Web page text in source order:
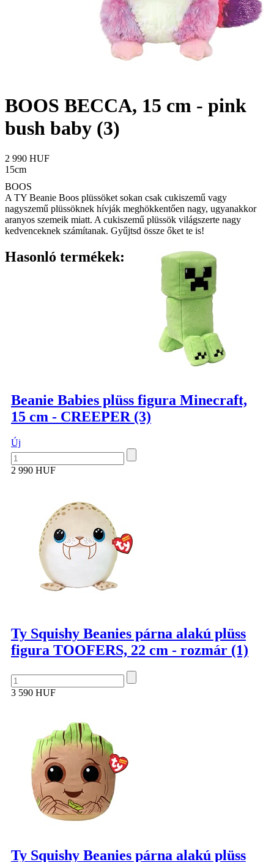
BOOS BECCA, 15 cm - pink
bush baby (3)
2 990 HUF
15cm
BOOS
A TY Beanie Boos plüssöket sokan csak cukiszemű vagy
nagyszemű plüssöknek hívják meghökkentően nagy, ugyanakkor
aranyos szemeik miatt. A cukiszemű plüssök világszerte nagy
kedvenceknek számítanak. Gyűjtsd össze őket te is!
Hasonló termékek:
Beanie Babies plüss figura Minecraft,
15 cm - CREEPER (3)
Új
2 990 HUF
Ty Squishy Beanies párna alakú plüss
figura TOOFERS, 22 cm - rozmár (1)
3 590 HUF
Ty Squishy Beanies párna alakú plüss